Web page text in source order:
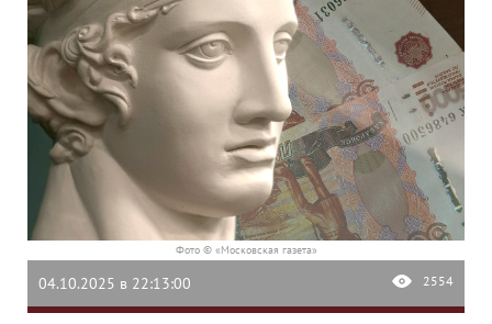
Фото © «Московская газета»
04.10.2025 в 22:13:00 2554